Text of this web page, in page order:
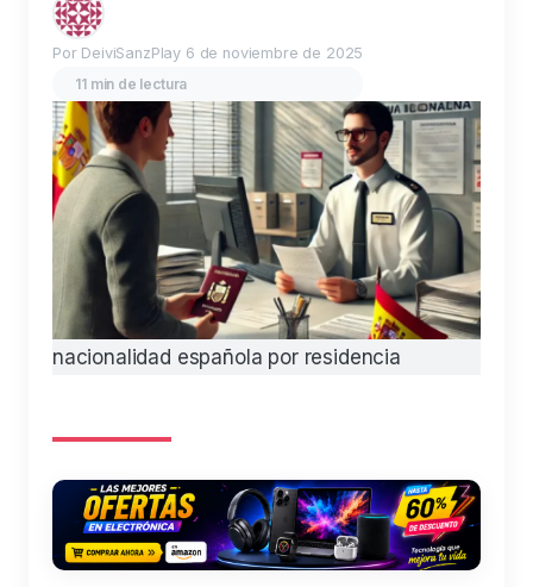
Por DeiviSanzPlay 6 de noviembre de 2025
11 min de lectura
nacionalidad española por residencia